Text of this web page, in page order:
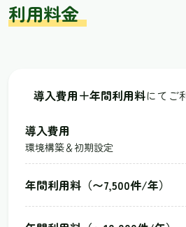
利用料金
導入費用＋年間利用料にてご
導入費用
環境構築＆初期設定
年間利用料（〜7,500件/年）